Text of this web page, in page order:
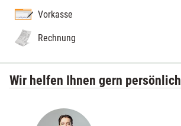
Vorkasse
Rechnung
Wir helfen Ihnen gern persönlich